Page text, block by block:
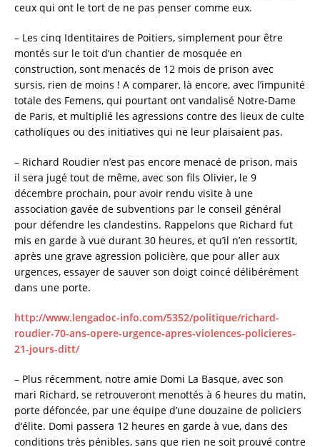
ceux qui ont le tort de ne pas penser comme eux.
– Les cinq Identitaires de Poitiers, simplement pour être
montés sur le toit d’un chantier de mosquée en
construction, sont menacés de 12 mois de prison avec
sursis, rien de moins ! A comparer, là encore, avec l’impunité
totale des Femens, qui pourtant ont vandalisé Notre-Dame
de Paris, et multiplié les agressions contre des lieux de culte
catholiques ou des initiatives qui ne leur plaisaient pas.
– Richard Roudier n’est pas encore menacé de prison, mais
il sera jugé tout de même, avec son fils Olivier, le 9
décembre prochain, pour avoir rendu visite à une
association gavée de subventions par le conseil général
pour défendre les clandestins. Rappelons que Richard fut
mis en garde à vue durant 30 heures, et qu’il n’en ressortit,
après une grave agression policière, que pour aller aux
urgences, essayer de sauver son doigt coincé délibérément
dans une porte.
http://www.lengadoc-info.com/5352/politique/richard-
roudier-70-ans-opere-urgence-apres-violences-policieres-
21-jours-ditt/
– Plus récemment, notre amie Domi La Basque, avec son
mari Richard, se retrouveront menottés à 6 heures du matin,
porte défoncée, par une équipe d’une douzaine de policiers
d’élite. Domi passera 12 heures en garde à vue, dans des
conditions très pénibles, sans que rien ne soit prouvé contre